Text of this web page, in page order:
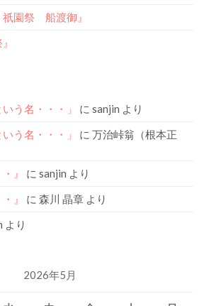
園祭 船渡御』
う名・・・」 にsanjin より
う名・・・」
に万治峠翁（根本正
』 にsanjin より
』 に森川 晶章 より
より
2026年5月